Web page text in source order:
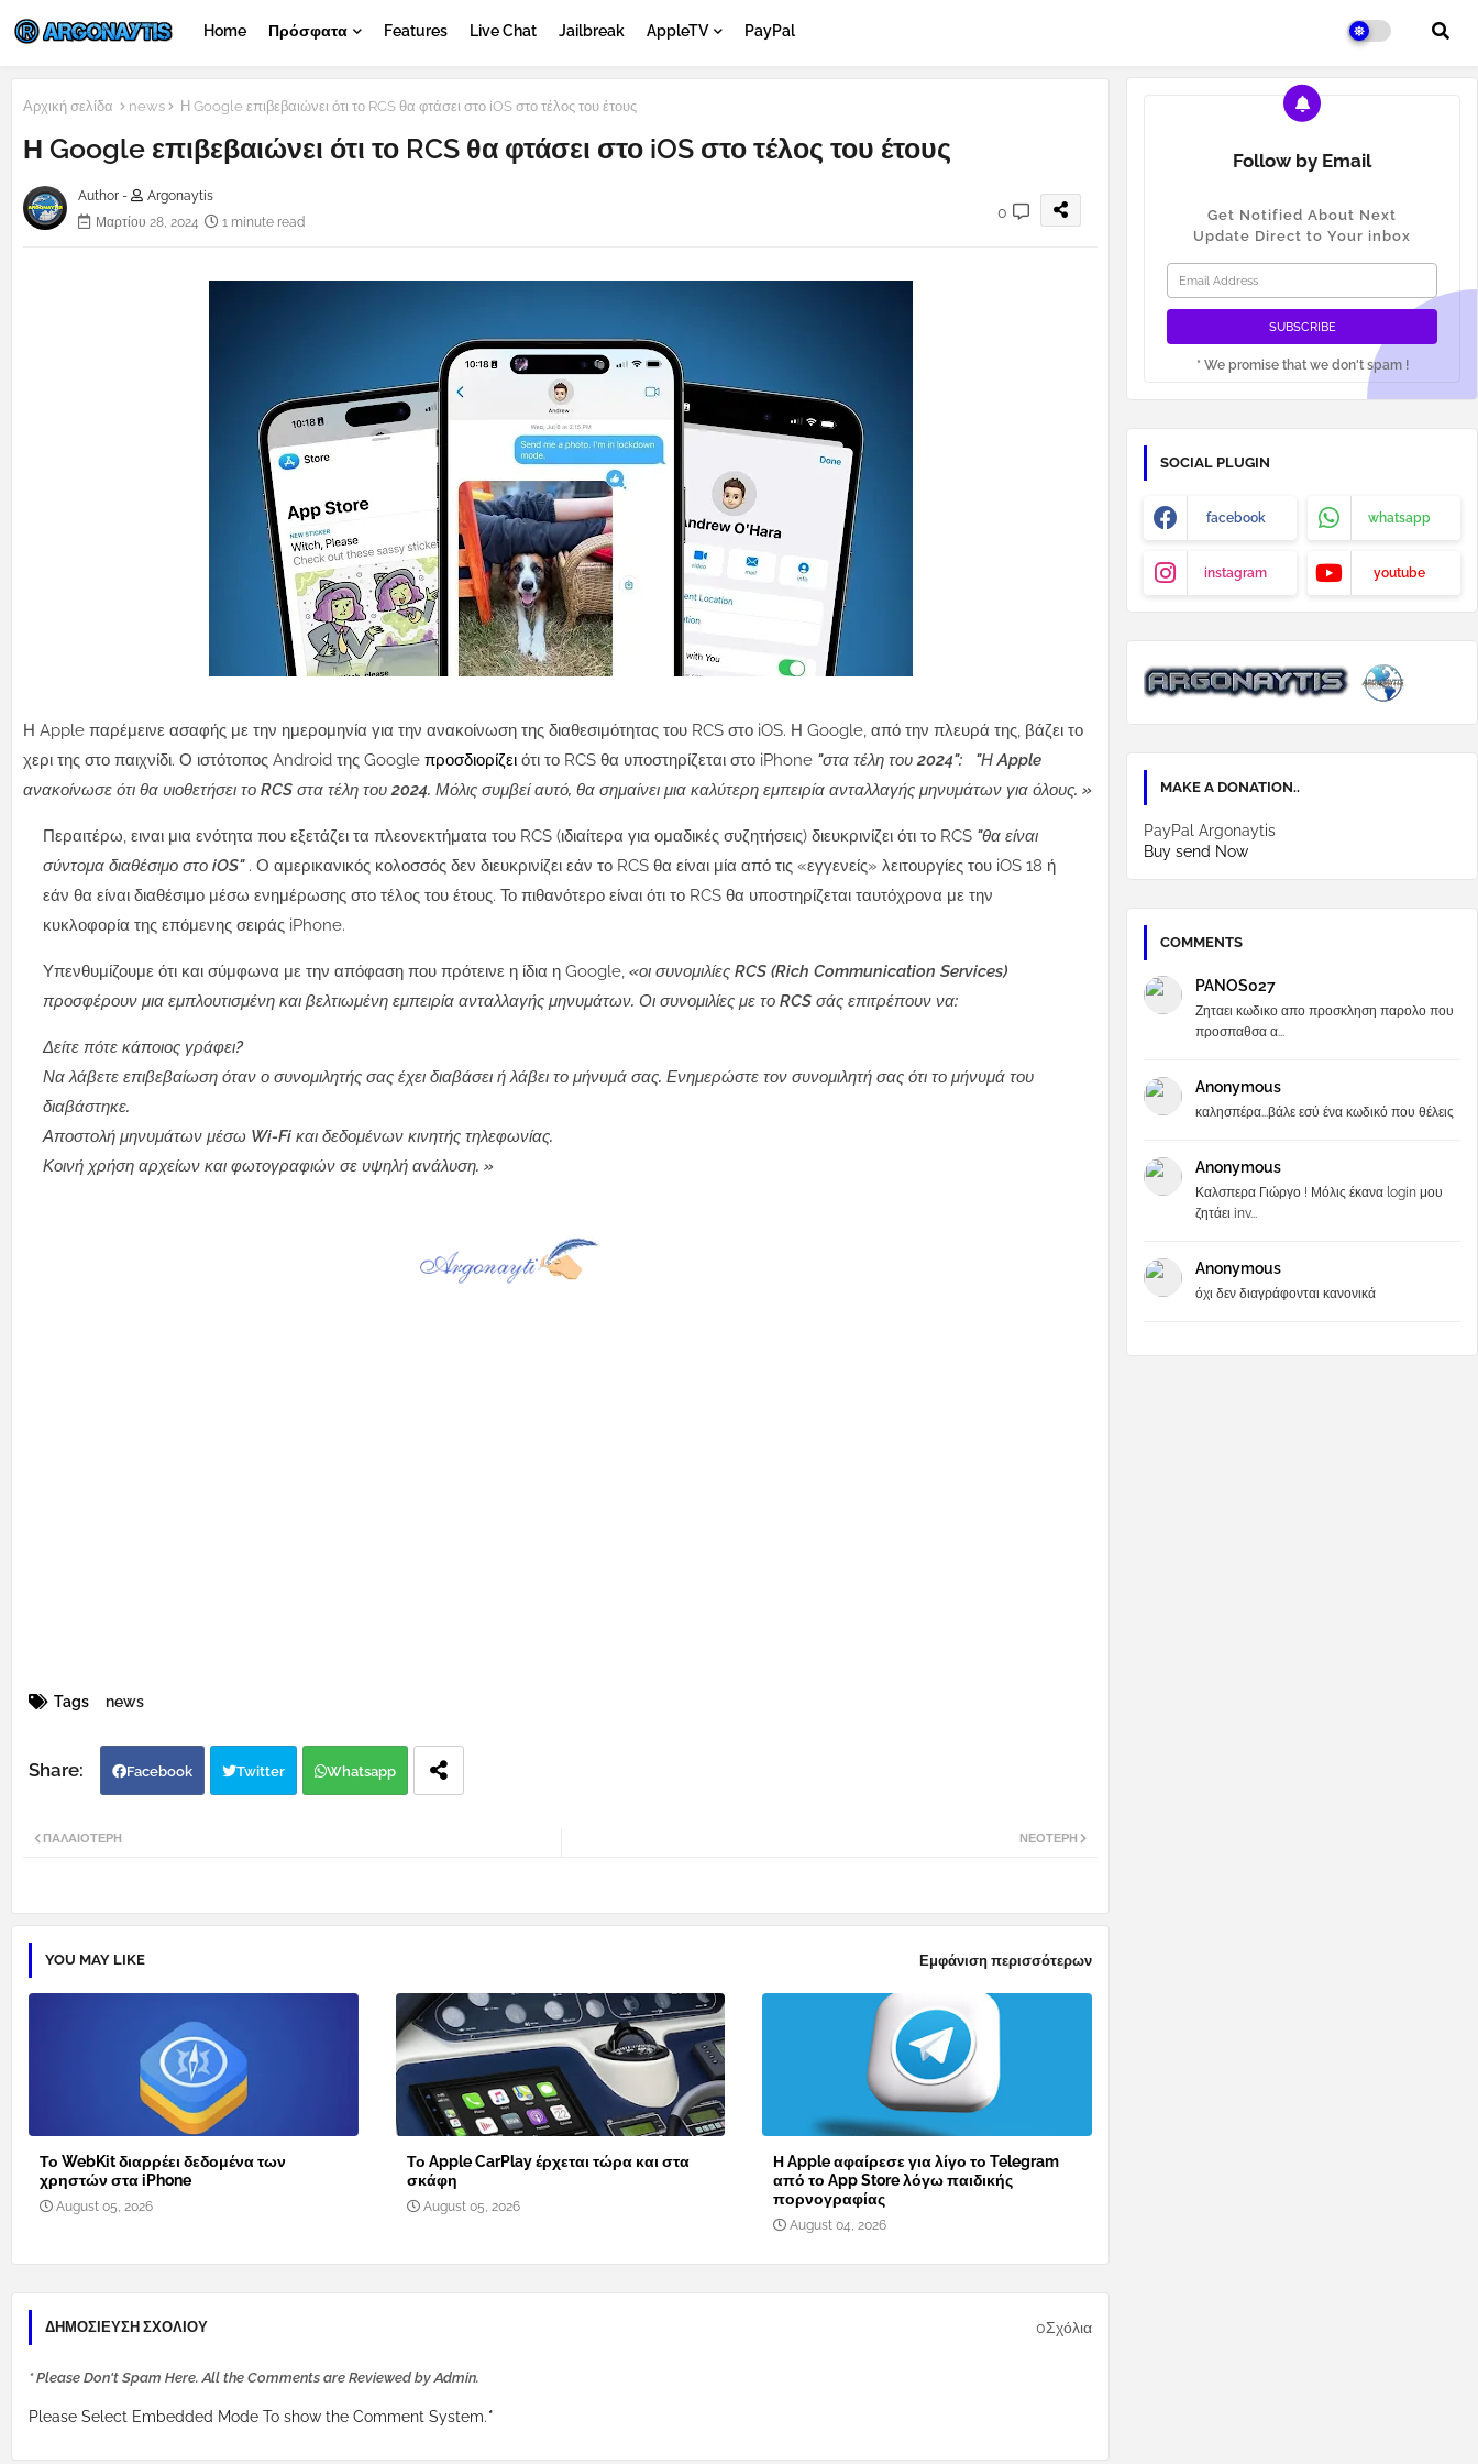
Home Πρόσφατα Features Live Chat Jailbreak AppleTV PayPal
Αρχική σελίδα news Η Google επιβεβαιώνει ότι το RCS θα φτάσει στο iOS στο τέλος του έτους
Η Google επιβεβαιώνει ότι το RCS θα φτάσει στο iOS στο τέλος του έτους
Author -
Argonaytis
Μαρτίου 28, 2024
1 minute read
0
Η Apple παρέμεινε ασαφής με την ημερομηνία για την ανακοίνωση της διαθεσιμότητας του RCS στο iOS. Η Google, από την πλευρά της, βάζει το
χερι της στο παιχνίδι. Ο ιστότοπος Android της Google προσδιορίζει ότι το RCS θα υποστηρίζεται στο iPhone "στα τέλη του 2024":
"Η Apple
ανακοίνωσε ότι θα υιοθετήσει το RCS στα τέλη του 2024. Μόλις συμβεί αυτό, θα σημαίνει μια καλύτερη εμπειρία ανταλλαγής μηνυμάτων για όλους. »
Περαιτέρω, ειναι μια ενότητα που εξετάζει τα πλεονεκτήματα του RCS (ιδιαίτερα για ομαδικές συζητήσεις) διευκρινίζει ότι το RCS "θα είναι
σύντομα διαθέσιμο στο iOS" . Ο αμερικανικός κολοσσός δεν διευκρινίζει εάν το RCS θα είναι μία από τις «εγγενείς» λειτουργίες του iOS 18 ή
εάν θα είναι διαθέσιμο μέσω ενημέρωσης στο τέλος του έτους. Το πιθανότερο είναι ότι το RCS θα υποστηρίζεται ταυτόχρονα με την
κυκλοφορία της επόμενης σειράς iPhone.
Υπενθυμίζουμε ότι και σύμφωνα με την απόφαση που πρότεινε η ίδια η Google, «οι συνομιλίες RCS (Rich Communication Services)
προσφέρουν μια εμπλουτισμένη και βελτιωμένη εμπειρία ανταλλαγής μηνυμάτων. Οι συνομιλίες με το RCS σάς επιτρέπουν να:
Δείτε πότε κάποιος γράφει?
Να λάβετε επιβεβαίωση όταν ο συνομιλητής σας έχει διαβάσει ή λάβει το μήνυμά σας. Ενημερώστε τον συνομιλητή σας ότι το μήνυμά του
διαβάστηκε.
Αποστολή μηνυμάτων μέσω Wi-Fi και δεδομένων κινητής τηλεφωνίας.
Κοινή χρήση αρχείων και φωτογραφιών σε υψηλή ανάλυση. »
Tags news
Facebook Twitter Whatsapp
ΝΕΌΤΕΡΗ
ΠΑΛΑΙΌΤΕΡΗ
YOU MAY LIKE Εμφάνιση περισσότερων
Το WebKit διαρρέει δεδομένα των
χρηστών στα iPhone
August 05, 2026
Το Apple CarPlay έρχεται τώρα και στα
σκάφη
August 05, 2026
Η Apple αφαίρεσε για λίγο το Telegram
από το App Store λόγω παιδικής
πορνογραφίας
August 04, 2026
ΔΗΜΟΣΊΕΥΣΗ ΣΧΟΛΊΟΥ 0Σχόλια
* Please Don't Spam Here. All the Comments are Reviewed by Admin.
Please Select Embedded Mode To show the Comment System.*
Follow by Email
Get Notified About Next
Update Direct to Your inbox
* We promise that we don't spam !
SOCIAL PLUGIN
facebook whatsapp
instagram youtube
MAKE A DONATION..
PayPal Argonaytis
Buy send Now
COMMENTS
PANOS027
Ζηταει κωδικο απο προσκληση παρολο που
προσπαθσα α...
Anonymous
καλησπέρα...βάλε εσύ ένα κωδικό που θέλεις
Anonymous
Καλσπερα Γιώργο ! Μόλις έκανα login μου
ζητάει inv...
Anonymous
όχι δεν διαγράφονται κανονικά